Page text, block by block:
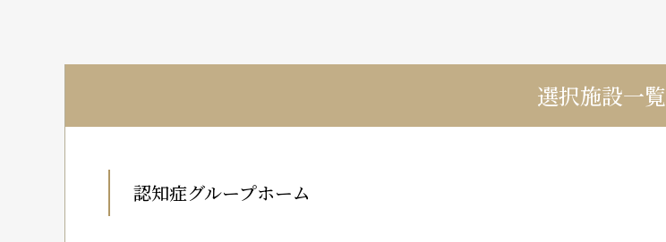
選択施設一覧
認知症グループホーム